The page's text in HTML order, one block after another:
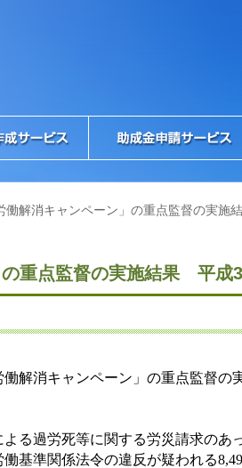
働解消キャンペーン」の重点監督の実
の重点監督の実施結果 平成
働解消キャンペーン」の重点監督の
る過労死等に関する労災請求のあ
基準関係法令の違反が疑われる